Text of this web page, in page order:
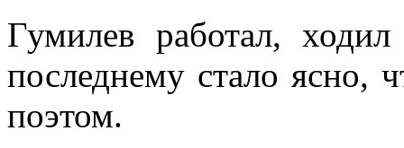
Гумилев работал,
последнему стало ясно,
поэтом.